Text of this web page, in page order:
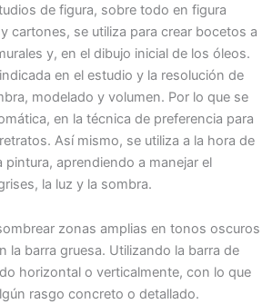
de figura, sobre todo en figura
cartones, se utiliza para crear bocetos a
y, en el dibujo inicial de los óleos.
en el estudio y la resolución de
modelado y volumen. Por lo que se
en la técnica de preferencia para
Así mismo, se utiliza a la hora de
pintura, aprendiendo a manejar el
la luz y la sombra.
zonas amplias en tonos oscuros
la barra gruesa. Utilizando la barra de
horizontal o verticalmente, con lo que
rasgo concreto o detallado.